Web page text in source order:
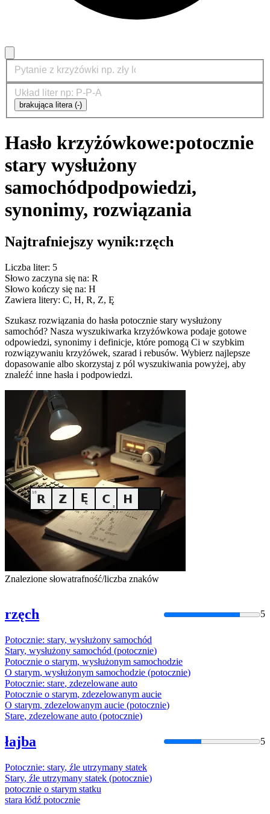
brakująca litera (-)
Hasło krzyżówkowe:potocznie
stary wysłużony
samochódpodpowiedzi,
synonimy, rozwiązania
Najtrafniejszy wynik:rzęch
Liczba liter: 5
Słowo zaczyna się na: R
Słowo kończy się na: H
Zawiera litery: C, H, R, Z, Ę
Szukasz rozwiązania do hasła potocznie stary wysłużony
samochód? Nasza wyszukiwarka krzyżówkowa podaje gotowe
odpowiedzi, synonimy i definicje, które pomogą Ci w szybkim
rozwiązywaniu krzyżówek, szarad i rebusów. Wybierz najlepsze
dopasowanie albo skorzystaj z pól wyszukiwania powyżej, aby
znaleźć inne hasła i podpowiedzi.
Znalezione słowatrafność/liczba znaków
rzęch 5
Potocznie: stary, wysłużony samochód
Stary, wysłużony samochód (potocznie)
Potocznie o starym, wysłużonym samochodzie
O starym, wysłużonym samochodzie (potocznie)
Potocznie: stare, zdezelowane auto
Potocznie o starym, zdezelowanym aucie
O starym, zdezelowanym aucie (potocznie)
Stare, zdezelowane auto (potocznie)
łajba 5
Potocznie: stary, źle utrzymany statek
Stary, źle utrzymany statek (potocznie)
potocznie o starym statku
stara łódź potocznie